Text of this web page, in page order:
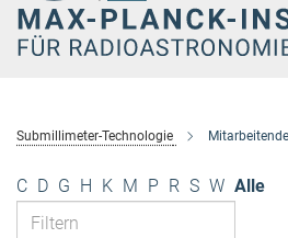
Submillimeter-Technologie Mitarbeitende
C D G H K M P R S W Alle